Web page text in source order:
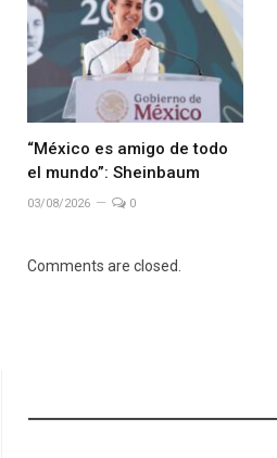
“México es amigo de todo
el mundo”: Sheinbaum
03/08/2026 0
Comments are closed.